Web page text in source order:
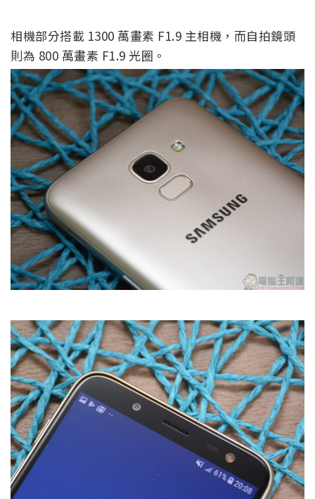
相機部分搭載 1300 萬畫素 F1.9 主相機，而自拍鏡頭
則為 800 萬畫素 F1.9 光圈。